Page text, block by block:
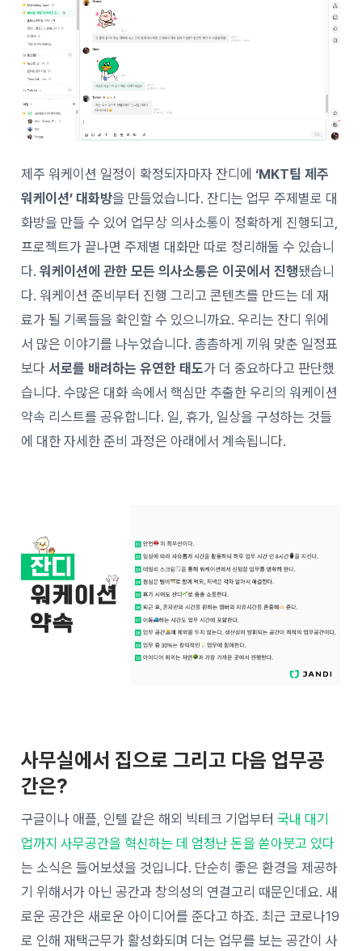
제주 워케이션 일정이 확정되자마자 잔디에‘MKT팀 제주
워케이션’ 대화방을 만들었습니다. 잔디는 업무 주제별로 대
화방을 만들 수 있어 업무상 의사소통이 정확하게 진행되고,
프로젝트가 끝나면 주제별 대화만 따로 정리해둘 수 있습니
다.워케이션에 관한 모든 의사소통은 이곳에서 진행됐습니
다. 워케이션 준비부터 진행 그리고 콘텐츠를 만드는 데 재
료가 될 기록들을 확인할 수 있으니까요.우리는 잔디 위에
서 많은 이야기를 나누었습니다. 촘촘하게 끼워 맞춘 일정표
보다 서로를 배려하는 유연한 태도가 더 중요하다고 판단했
습니다. 수많은 대화 속에서 핵심만 추출한 우리의 워케이션
약속 리스트를 공유합니다. 일, 휴가, 일상을 구성하는 것들
에 대한 자세한 준비 과정은 아래에서 계속됩니다.
사무실에서 집으로 그리고 다음 업무공
간은?
구글이나 애플, 인텔 같은 해외 빅테크 기업부터국내 대기
업까지 사무공간을 혁신하는 데 엄청난 돈을 쏟아붓고 있다
는 소식은 들어보셨을 것입니다. 단순히 좋은 환경을 제공하
기 위해서가 아닌 공간과 창의성의 연결고리 때문인데요. 새
로운 공간은 새로운 아이디어를 준다고 하죠. 최근 코로나19
로 인해 재택근무가 활성화되며 더는 업무를 보는 공간이 사